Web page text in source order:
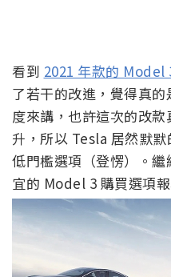
看到 2021 年款的 Model
了若干的改進，覺得真
度來講，也許這次的改
升，所以 Tesla 居然默
低門檻選項（登愣）。
宜的 Model 3 購買選項報